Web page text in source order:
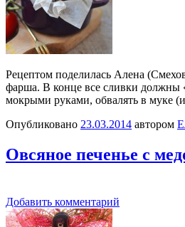
Рецептом поделилась Алена
фарша. В конце все сливки должны
мокрыми руками, обвалять в муке
Опубликовано 23.03.2014 автором
Овсяное печенье с
Добавить комментарий